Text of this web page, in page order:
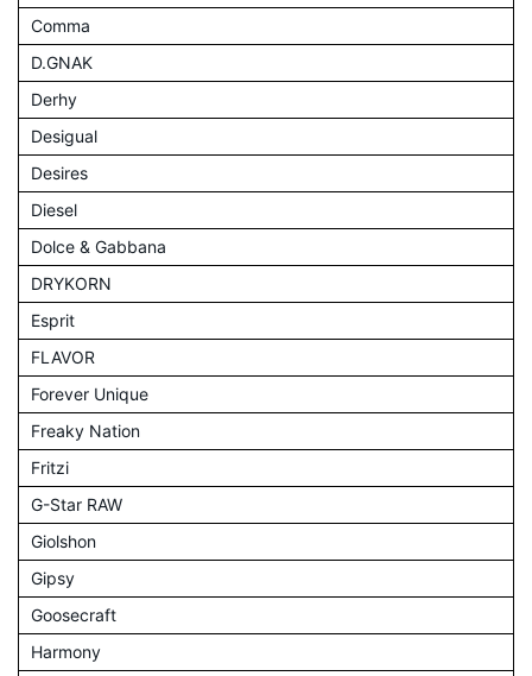
Comma
D.GNAK
Derhy
Desigual
Desires
Diesel
Dolce & Gabbana
DRYKORN
Esprit
FLAVOR
Forever Unique
Freaky Nation
Fritzi
G-Star RAW
Giolshon
Gipsy
Goosecraft
Harmony